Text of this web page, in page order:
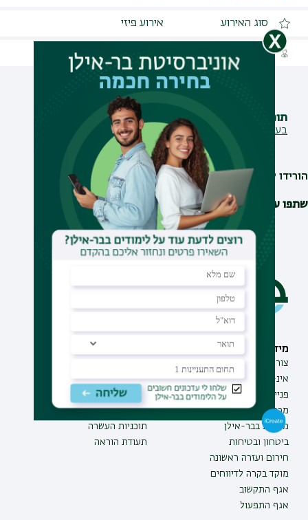
סוג האירוע אירוע פיזי
תוכנייה
בעיות מבניות במערכת השיפוט הצבאית
הורידו ליומן
שתפו עם חברים
מידע וסיוע
צור קשר
אינ-בר מידע אישי לסטודנט
פנייה למנהל האתר
מכרזים
משרות בבר-אילן
ביטחון ובטיחות
חירום ועזרה ראשונה
מוקד בקרה לדיווחים
אגף התקשוב
אגף התפעול
תחומי לימוד
תואר שני
תואר שלישי
מכינות
תוכניות העשרה
תעודת הוראה